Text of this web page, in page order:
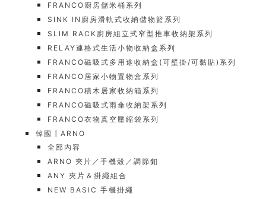
FRANCO廚房儲米桶系列
SINK IN廚房滑軌式收納儲物籃系列
SLIM RACK廚房組立式窄型推車收納架系列
RELAY連格式生活小物收納盒系列
FRANCO磁吸式多用途收納盒(可壁掛/可黏貼)系列
FRANCO居家小物置物盒系列
FRANCO積木居家收納箱系列
FRANCO磁吸式雨傘收納架系列
FRANCO衣物真空壓縮袋系列
韓國┃ARNO
全部內容
ARNO 夾片／手機殼／調節釦
ANY 夾片＆掛繩組合
NEW BASIC 手機掛繩